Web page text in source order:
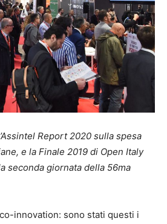
Report 2020 sulla spesa
e la Finale 2019 di Open Italy
seconda giornata della 56ma
innovation: sono stati questi i